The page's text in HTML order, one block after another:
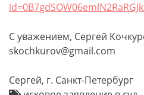
С уважением, Сергей
skochkurov@gmail.com
Сергей, г. Санкт-Петербург